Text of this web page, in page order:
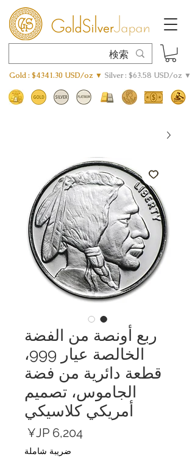
Gold : $4341.30 USD/oz ▼ Silver : $63.58 USD/oz ▼
ربع أونصة من الفضة
الخالصة عيار 999،
قطعة دائرية من فضة
الجاموس، تصميم
أمريكي كلاسيكي
ضريبة شاملة